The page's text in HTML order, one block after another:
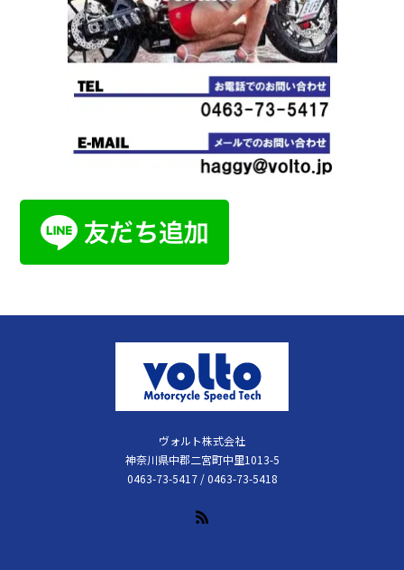
ヴォルト株式会社
神奈川県中郡二宮町中里1013-5
0463-73-5417 / 0463-73-5418